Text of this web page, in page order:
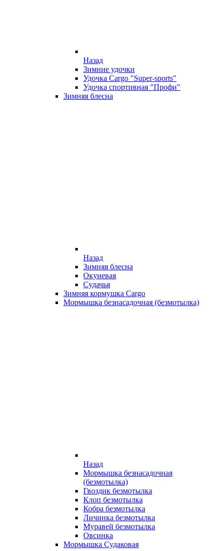
Назад
Зимние удочки
Удочка Cargo "Super-sports"
Удочка спортивная "Профи"
Зимняя блесна
Назад
Зимняя блесна
Окуневая
Судачья
Зимняя кормушка Cargo
Мормышка безнасадочная (безмотылка)
Назад
Мормышка безнасадочная
(безмотылка)
Гвоздик безмотылка
Клоп безмотылка
Кобра безмотылка
Личинка безмотылка
Муравей безмотылка
Овсинка
Мормышка Судаковая